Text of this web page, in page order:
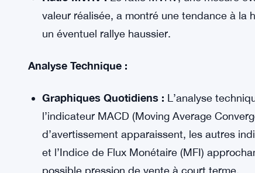
Indicateur Pi Cycle Top :L’indicateur Pi
sommet du marché pour Bitcoin à 97 000 $.
Sentiment Haussier :
du marché.
Ratio MVRV :Le ratio MVRV, une mesure
valeur réalisée, a montré une tendance à la
un éventuel rallye haussier.